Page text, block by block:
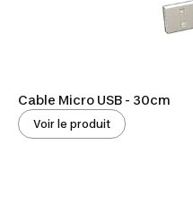
Cable Micro USB - 30cm
Voir le produit